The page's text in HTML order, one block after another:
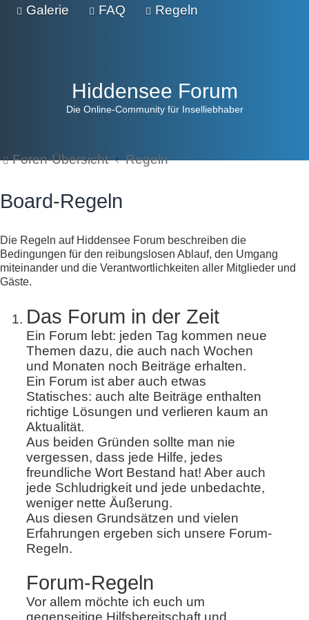
Galerie FAQ Regeln
Hiddensee Forum
Die Online-Community für Inselliebhaber
Foren-Übersicht Regeln
Board-Regeln
Die Regeln auf Hiddensee Forum beschreiben die
Bedingungen für den reibungslosen Ablauf, den Umgang
miteinander und die Verantwortlichkeiten aller Mitglieder und
Gäste.
Das Forum in der Zeit
Ein Forum lebt: jeden Tag kommen neue
Themen dazu, die auch nach Wochen
und Monaten noch Beiträge erhalten.
Ein Forum ist aber auch etwas
Statisches: auch alte Beiträge enthalten
richtige Lösungen und verlieren kaum an
Aktualität.
Aus beiden Gründen sollte man nie
vergessen, dass jede Hilfe, jedes
freundliche Wort Bestand hat! Aber auch
jede Schludrigkeit und jede unbedachte,
weniger nette Äußerung.
Aus diesen Grundsätzen und vielen
Erfahrungen ergeben sich unsere Forum-
Regeln.
Forum-Regeln
Vor allem möchte ich euch um
gegenseitige Hilfsbereitschaft und